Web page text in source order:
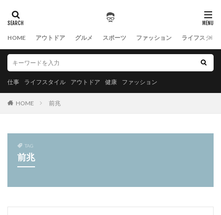
HOME アウトドア グルメ スポーツ ファッション ライフスタイ
仕事 ライフスタイル アウトドア 健康 ファッション
HOME 前兆
TAG
前兆